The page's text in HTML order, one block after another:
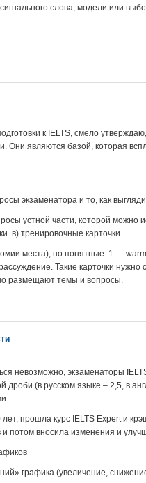
слова, модели или
к IELTS, смело
Они являются базой, которая
экзаменатора и то, как
устной части, которой можно
в) тренировочные карточки.
места), но понятные: 1 —
Такие карточки
размещают темы и вопросы.
невозможно, экзаменаторы
дроби (в русском языке – 2,5, в
прошла курс IELTS Expert и
и потом вносила изменения и
графика (увеличение,